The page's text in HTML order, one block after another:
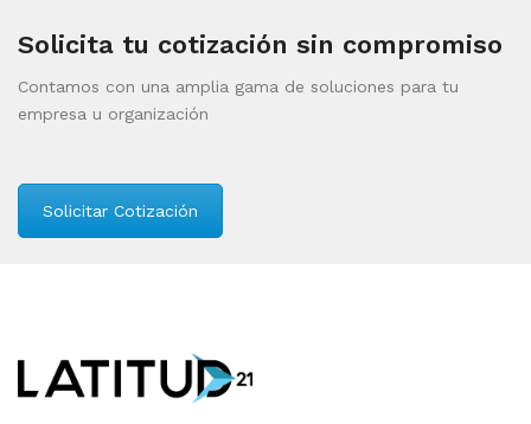
Solicita tu cotización sin compromiso
Contamos con una amplia gama de soluciones para tu
empresa u organización
Solicitar Cotización